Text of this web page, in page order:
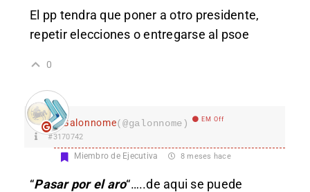
El pp tendra que poner a otro presidente,
repetir elecciones o entregarse al psoe
0
Galonnome(@galonnome) EM Off
#3170742
Miembro de Ejecutiva 8 meses hace
“Pasar por el aro“…..de aqui se puede